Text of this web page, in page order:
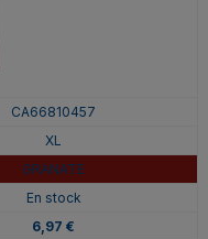
CA66810457
XL
GRANATE
En stock
6,97 €